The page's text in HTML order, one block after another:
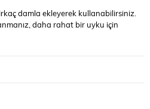
damla ekleyerek kullanabilirsiniz.
daha rahat bir uyku için